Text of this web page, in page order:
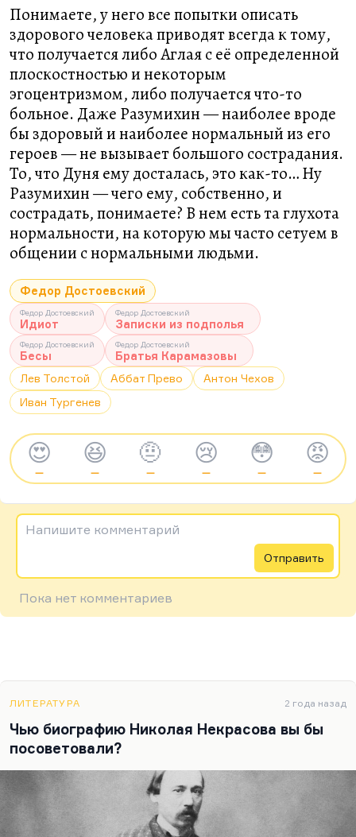
Понимаете, у него все попытки описать
здорового человека приводят всегда к тому,
что получается либо Аглая с её определенной
плоскостностью и некоторым
эгоцентризмом, либо получается что-то
больное. Даже Разумихин — наиболее вроде
бы здоровый и наиболее нормальный из его
героев — не вызывает большого сострадания.
То, что Дуня ему досталась, это как-то… Ну
Разумихин — чего ему, собственно, и
сострадать, понимаете? В нем есть та глухота
нормальности, на которую мы часто сетуем в
общении с нормальными людьми.
Федор Достоевский
Федор Достоевский
Идиот
Федор Достоевский
Записки из подполья
Федор Достоевский
Бесы
Федор Достоевский
Братья Карамазовы
Лев Толстой
Аббат Прево
Антон Чехов
Иван Тургенев
😍
—
😆
—
🤨
—
😢
—
😳
—
😡
—
Напишите комментарий
Отправить
Пока нет комментариев
ЛИТЕРАТУРА 2 года назад
Чью биографию Николая Некрасова вы бы
посоветовали?